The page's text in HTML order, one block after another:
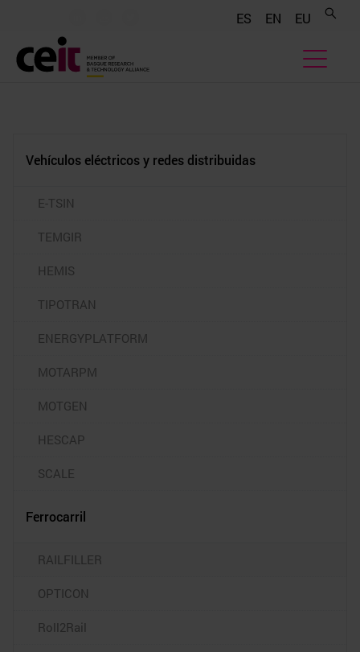
ES EN EU
Vehículos eléctricos y redes distribuidas
E-TSIN
TEMGIR
HEMIS
TIPOTRAN
ENERGYPLATFORM
MOTARPM
MOTGEN
HESCAP
SCALE
Ferrocarril
RAILFILLER
OPTICON
Roll2Rail